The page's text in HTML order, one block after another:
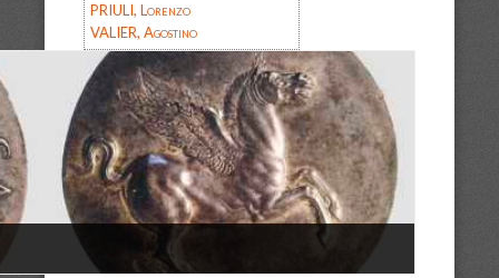
PRIULI, Lorenzo
VALIER, Agostino